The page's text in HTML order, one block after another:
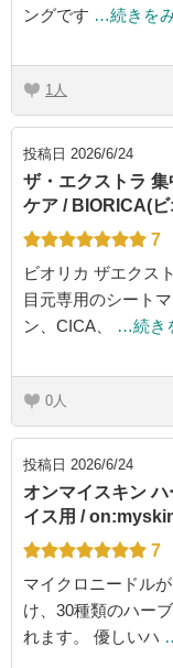
ングです …続きを
1
投稿日 2026/6/24
ザ・エクストラ
ケア / BIORICA(
7
ビオリカ ザエクス
目元専用のシート
ン、CICA、
…続き
0
投稿日 2026/6/24
オンマイスキン
イス用 /
7
マイクロニードル
け、30種類のハー
れます。 優しいハ